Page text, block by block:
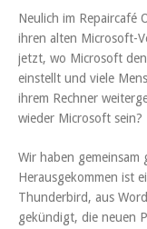
Neulich im Repaircafé
ihren alten Microsoft-
jetzt, wo Microsoft
einstellt und viele
ihrem Rechner
wieder Microsoft sein?
Wir haben gemeinsam
Herausgekommen ist
Thunderbird, aus
gekündigt, die neuen